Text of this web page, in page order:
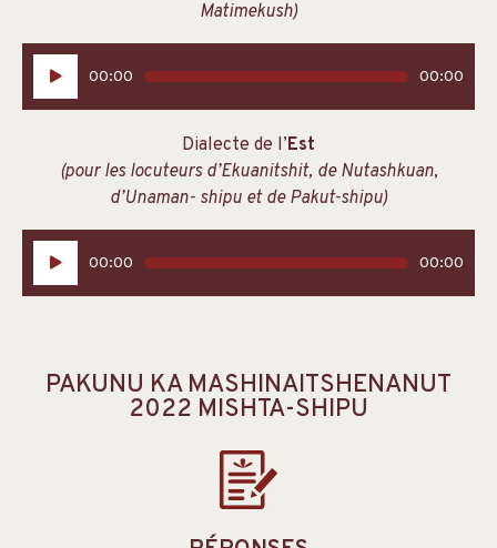
Matimekush)
Lecteur
audio
00:00 00:00
Dialecte de l’Est
(pour les locuteurs d’Ekuanitshit, de Nutashkuan,
d’Unaman- shipu et de Pakut-shipu)
Lecteur
audio
00:00 00:00
PAKUNU KA MASHINAITSHENANUT
2022 MISHTA-SHIPU